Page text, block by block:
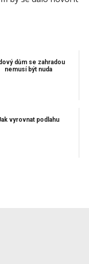
dům se zahradou
nemusí být nuda
vyrovnat podlahu